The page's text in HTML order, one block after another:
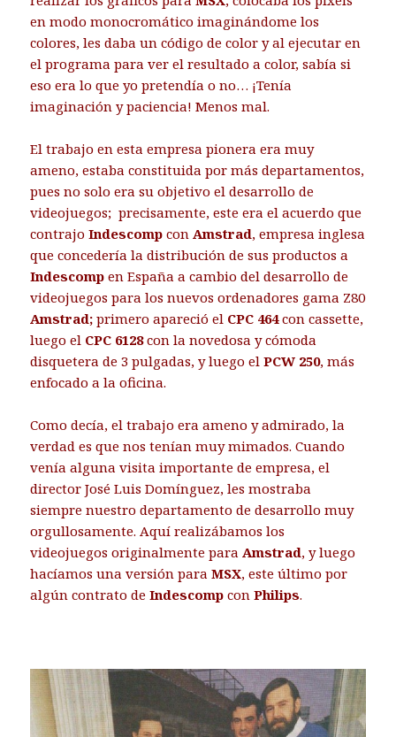
en modo monocromático imaginándome los
colores, les daba un código de color y al ejecutar en
el programa para ver el resultado a color, sabía si
eso era lo que yo pretendía o no… ¡Tenía
imaginación y paciencia! Menos mal.
El trabajo en esta empresa pionera era muy
ameno, estaba constituida por más departamentos,
pues no solo era su objetivo el desarrollo de
videojuegos; precisamente, este era el acuerdo que
contrajoIndescomp conAmstrad, empresa inglesa
que concedería la distribución de sus productos a
Indescomp en España a cambio del desarrollo de
videojuegos para los nuevos ordenadores gama Z80
Amstrad;primero apareció el CPC 464con cassette,
luego el CPC 6128con la novedosa y cómoda
disquetera de 3 pulgadas, y luego elPCW 250, más
enfocado a la oficina.
Como decía, el trabajo era ameno y admirado, la
verdad es que nos tenían muy mimados. Cuando
venía alguna visita importante de empresa, el
director José Luis Domínguez, les mostraba
siempre nuestro departamento de desarrollo muy
orgullosamente. Aquí realizábamos los
videojuegos originalmente paraAmstrad, y luego
hacíamos una versión paraMSX, este último por
algún contrato deIndescomp conPhilips.